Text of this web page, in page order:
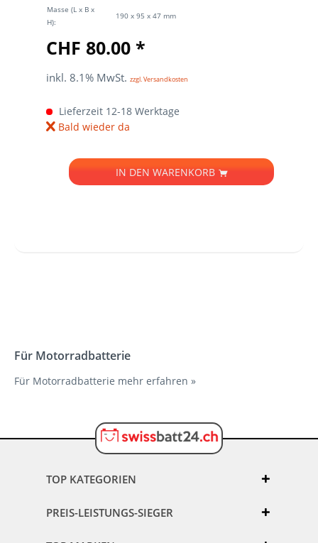
Masse (L x B x
H):
190 x 95 x 47 mm
CHF 80.00 *
inkl. 8.1% MwSt. zzgl. Versandkosten
Lieferzeit 12-18 Werktage
Bald wieder da
IN DEN WARENKORB
Für Motorradbatterie
Für Motorradbatterie mehr erfahren »
TOP KATEGORIEN
PREIS-LEISTUNGS-SIEGER